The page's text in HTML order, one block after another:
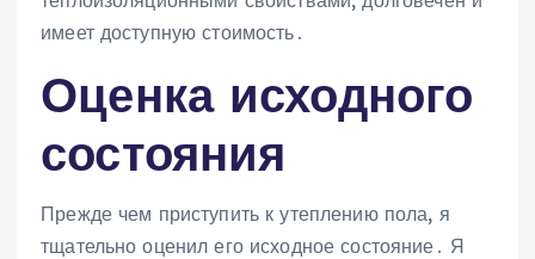
имеет доступную стоимость․
Оценка исходного
состояния
Прежде чем приступить к утеплению пола, я
тщательно оценил его исходное состояние․ Я